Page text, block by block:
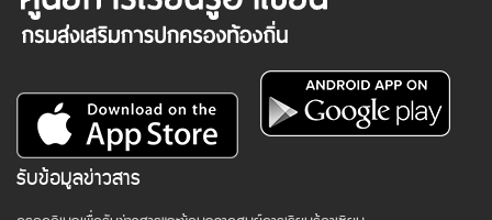
รับข้อมูลข่าวสาร